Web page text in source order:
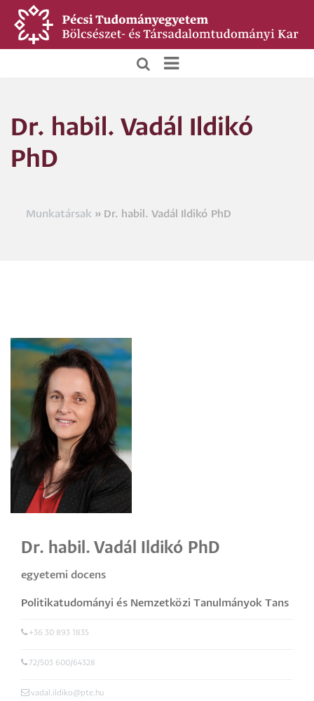
Ugrás
tartalomra
Főoldali
Dr. habil. Vadál Ildikó
PhD
Munkatársak Dr. habil. Vadál Ildikó PhD
Dr. habil. Vadál Ildikó PhD
egyetemi docens
Politikatudományi és Nemzetközi Tanulmányok Tans
+36 30 893 1835
72/503 600/64328
vadal.ildiko@pte.hu